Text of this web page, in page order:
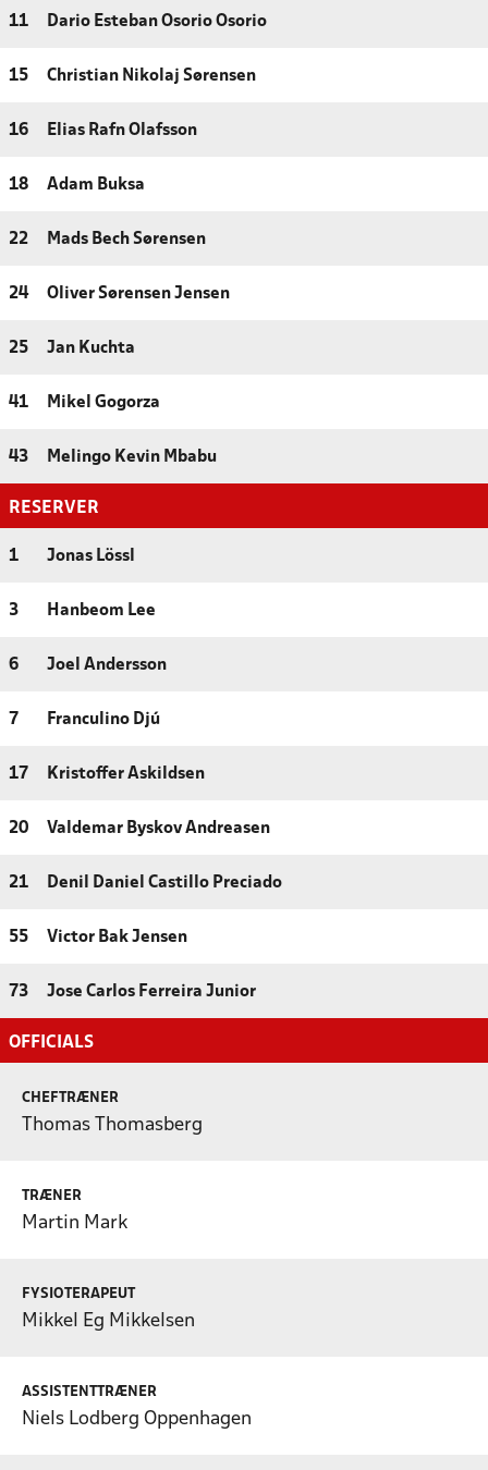
11 Dario Esteban Osorio Osorio
15 Christian Nikolaj Sørensen
16 Elias Rafn Olafsson
18 Adam Buksa
22 Mads Bech Sørensen
24 Oliver Sørensen Jensen
25 Jan Kuchta
41 Mikel Gogorza
43 Melingo Kevin Mbabu
RESERVER
1 Jonas Lössl
3 Hanbeom Lee
6 Joel Andersson
7 Franculino Djú
17 Kristoffer Askildsen
20 Valdemar Byskov Andreasen
21 Denil Daniel Castillo Preciado
55 Victor Bak Jensen
73 Jose Carlos Ferreira Junior
OFFICIALS
CHEFTRÆNER
Thomas Thomasberg
TRÆNER
Martin Mark
FYSIOTERAPEUT
Mikkel Eg Mikkelsen
ASSISTENTTRÆNER
Niels Lodberg Oppenhagen